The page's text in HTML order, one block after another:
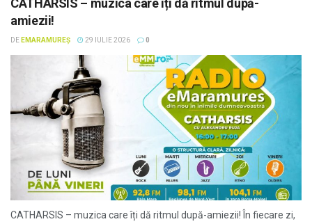
CATHARSIS – muzica care îți dă ritmul după-
amiezii!
DE EMARAMUREȘ 29 IULIE 2026 0
CATHARSIS – muzica care îți dă ritmul după-amiezii! În fiecare zi,